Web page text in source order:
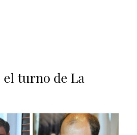
el turno de La